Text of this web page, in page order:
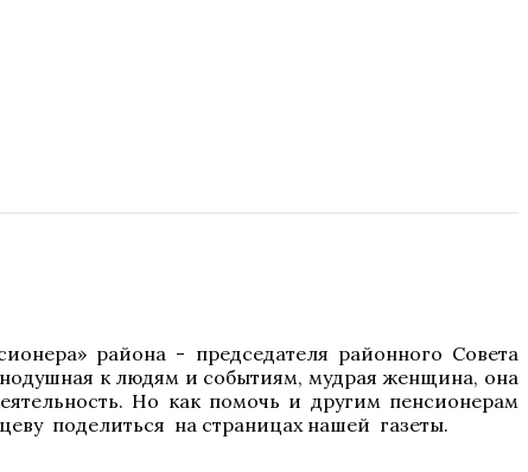
района - председателя районного Совета
к людям и событиям, мудрая женщина, она
Но как помочь и другим пенсионерам
поделиться на страницах нашей газеты.